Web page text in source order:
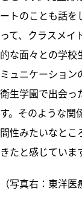
ートのことも話を
って、クラスメイ
的な面々との学校
ミュニケーション
衛生学園で出会っ
す。そのような関
間性みたいなとこ
きたと感じていま
（写真右：東洋